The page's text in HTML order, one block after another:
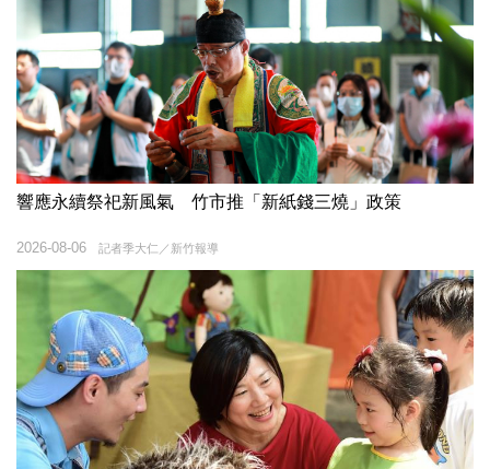
響應永續祭祀新風氣 竹市推「新紙錢三燒」政策
記者季大仁／新竹報導
2026-08-06